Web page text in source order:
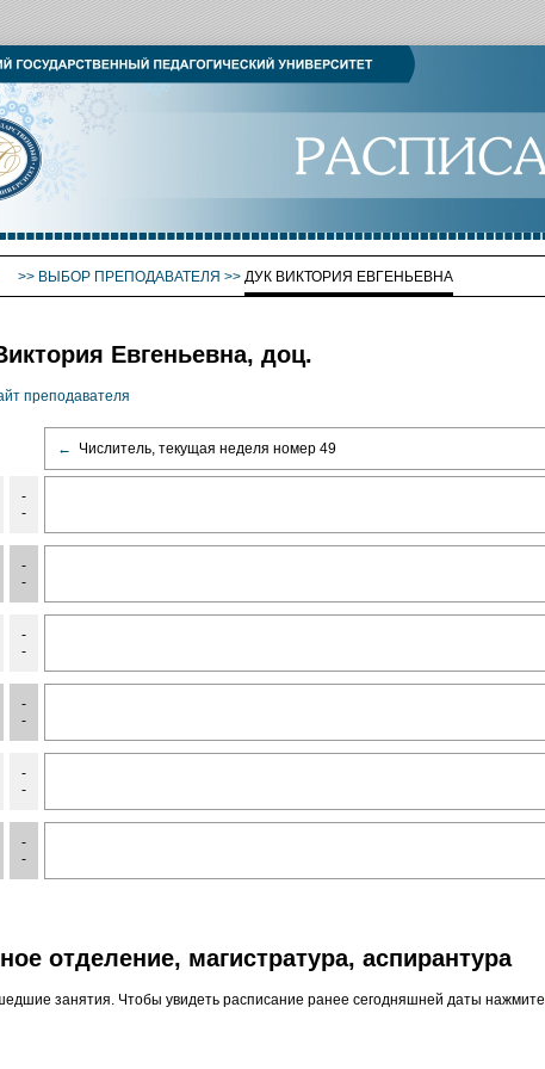
>> ВЫБОР ПРЕПОДАВАТЕЛЯ >> ДУК ВИКТОРИЯ ЕВГЕНЬЕВНА
Евгеньевна, доц.
преподавателя
← Числитель, текущая неделя номер 49
-
-
-
-
-
-
-
-
-
-
-
-
отделение, магистратура, аспирантура
занятия. Чтобы увидеть расписание ранее сегодняшней даты нажмите